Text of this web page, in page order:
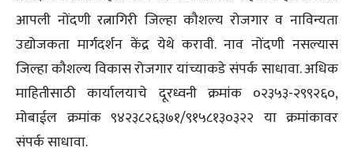
आपली नोंदणी रत्नागिरी जिल्हा कौशल्य रोजगार व नाविन्यता
उद्योजकता मार्गदर्शन केंद्र येथे करावी. नाव नोंदणी नसल्यास
जिल्हा कौशल्य विकास रोजगार यांच्याकडे संपर्क साधावा. अधिक
माहितीसाठी कार्यालयाचे दूरध्वनी क्रमांक ०२३५३-२९९२६०,
मोबाईल क्रमांक ९४२३८२६३७१/९१५८१३०३२२ या क्रमांकावर
संपर्क साधावा.